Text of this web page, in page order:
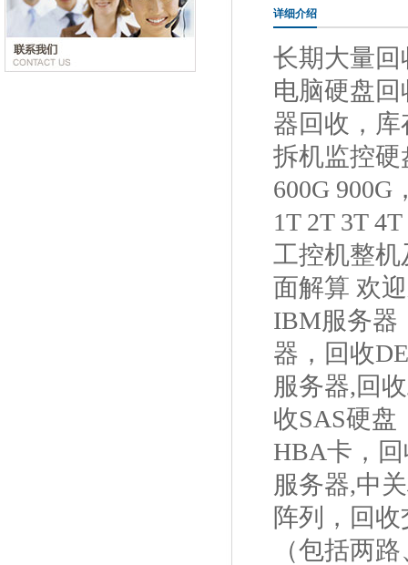
详细介绍
长期大量
电脑硬盘回
器回收，
拆机监控
600G
1T 2T 3T
工控机整机
面解算 欢
IBM服务器
器，回收
服务器,回
收SAS硬盘
HBA卡，
服务器,中
阵列，回
（包括两